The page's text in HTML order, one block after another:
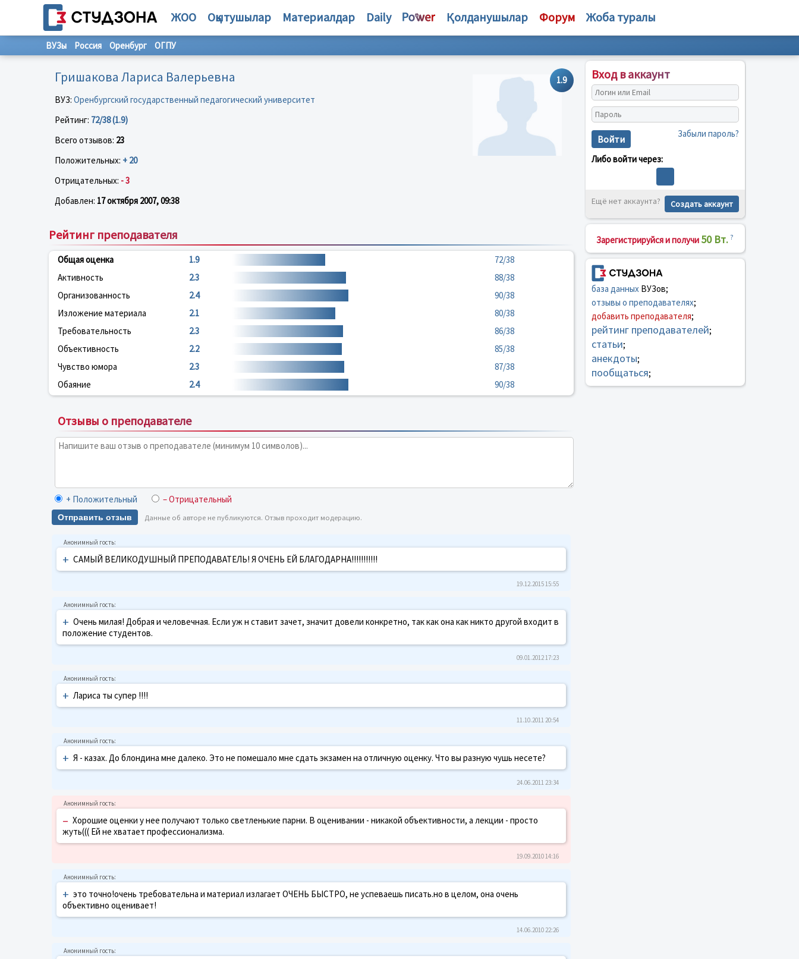
ЖОО Оқытушылар Материалдар Daily Қолданушылар Форум Жоба туралы
ВУЗы Россия Оренбург ОГПУ
1.9
Гришакова Лариса Валерьевна
ВУЗ: Оренбургский государственный педагогический университет
Рейтинг: 72/38 (1.9)
Всего отзывов: 23
Положительных: + 20
Отрицательных: - 3
Добавлен: 17 октября 2007, 09:38
Рейтинг преподавателя
Общая оценка 1.9
72/38
Активность
2.3
88/38
Организованность
2.4
90/38
Изложение материала
2.1
80/38
Требовательность
2.3
86/38
Объективность
2.2
85/38
Чувство юмора
2.3
87/38
Обаяние
2.4 90/38
Отзывы о преподавателе
+ Положительный – Отрицательный
Отправить отзыв Данные об авторе не публикуются. Отзыв проходит модерацию.
+ САМЫЙ ВЕЛИКОДУШНЫЙ ПРЕПОДАВАТЕЛЬ! Я ОЧЕНЬ ЕЙ БЛАГОДАРНА!!!!!!!!!!!
19.12.2015 15:55
+ Очень милая! Добрая и человечная. Если уж н ставит зачет, значит довели конкретно, так как она как никто другой входит в
положение студентов.
09.01.2012 17:23
+ Лариса ты супер !!!!
11.10.2011 20:54
+ Я - казах. До блондина мне далеко. Это не помешало мне сдать экзамен на отличную оценку. Что вы разную чушь несете?
24.06.2011 23:34
– Хорошие оценки у нее получают только светленькие парни. В оценивании - никакой объективности, а лекции - просто
жуть((( Ей не хватает профессионализма.
19.09.2010 14:16
+ это точно!очень требовательна и материал излагает ОЧЕНЬ БЫСТРО, не успеваешь писать.но в целом, она очень
объективно оценивает!
14.06.2010 22:26
Вход в аккаунт
Войти Забыли пароль?
Либо войти через:
Ещё нет аккаунта? Создать аккаунт
Зарегистрируйся и получи 50 Вт. ?
база данныхВУЗов;
отзывы о преподавателях;
добавить преподавателя;
рейтинг преподавателей;
статьи;
анекдоты;
пообщаться;